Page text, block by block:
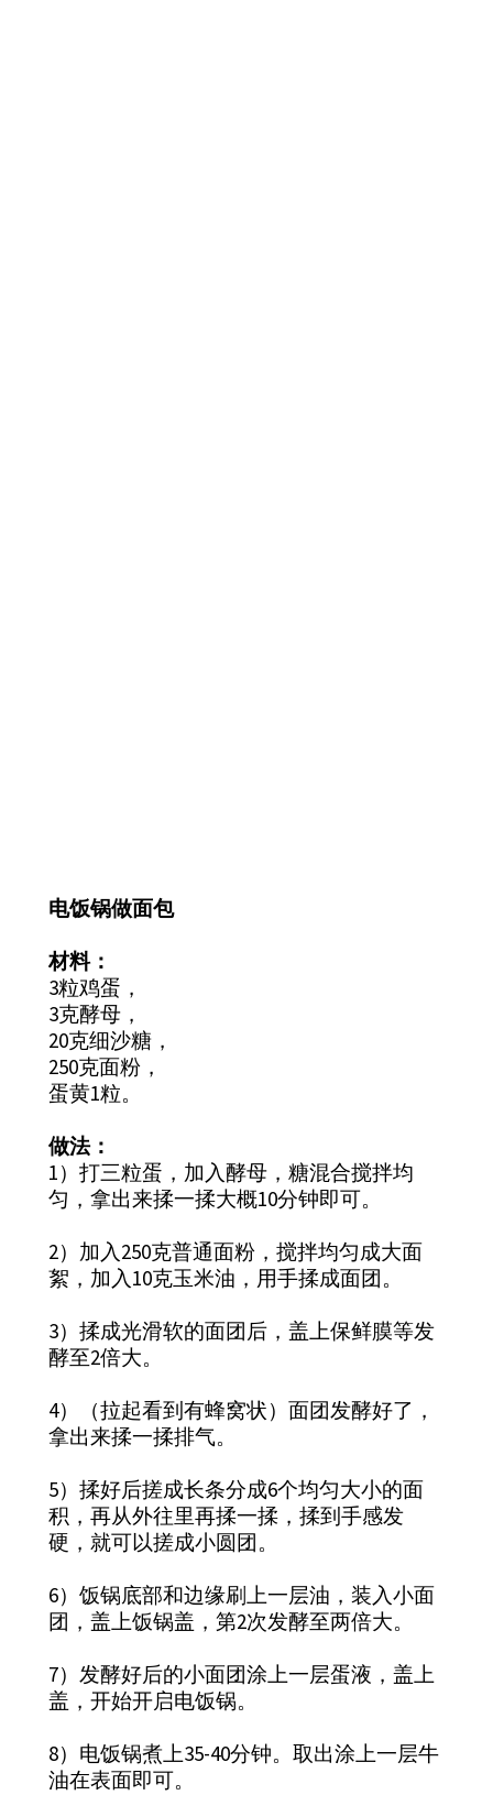
电饭锅做面包
材料：
3粒鸡蛋，
3克酵母，
20克细沙糖，
250克面粉，
蛋黄1粒。
做法：
1）打三粒蛋，加入酵母，糖混合搅拌均
匀，拿出来揉一揉大概10分钟即可。
2）加入250克普通面粉，搅拌均匀成大面
絮，加入10克玉米油，用手揉成面团。
3）揉成光滑软的面团后，盖上保鲜膜等发
酵至2倍大。
4）（拉起看到有蜂窝状）面团发酵好了，
拿出来揉一揉排气。
5）揉好后搓成长条分成6个均匀大小的面
积，再从外往里再揉一揉，揉到手感发
硬，就可以搓成小圆团。
6）饭锅底部和边缘刷上一层油，装入小面
团，盖上饭锅盖，第2次发酵至两倍大。
7）发酵好后的小面团涂上一层蛋液，盖上
盖，开始开启电饭锅。
8）电饭锅煮上35-40分钟。取出涂上一层牛
油在表面即可。